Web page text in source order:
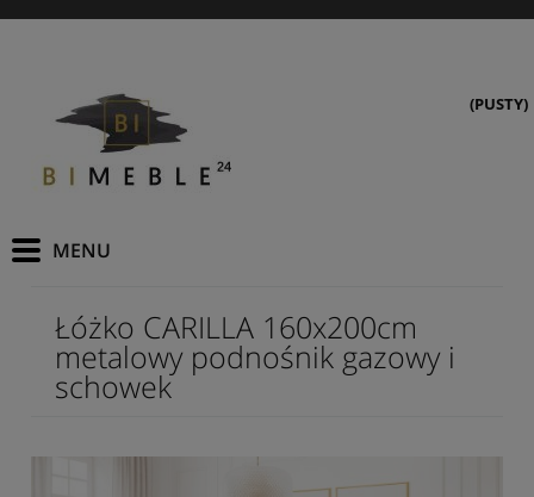
(PUSTY)
Łóżko CARILLA 160x200cm
metalowy podnośnik gazowy i
schowek